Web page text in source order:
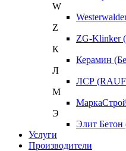
W
Z
ZG-Klinker
К
Керамин
Л
ЛСР (RAUF
М
Э
Элит Бетон
Услуги
Производители